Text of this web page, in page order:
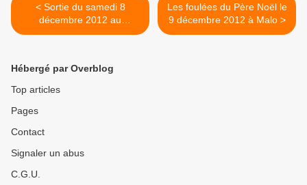
< Sortie du samedi 8
décembre 2012 au
Puythouck
Les foulées du Père Noël le
9 décembre 2012 à Malo >
Hébergé par Overblog
Top articles
Pages
Contact
Signaler un abus
C.G.U.